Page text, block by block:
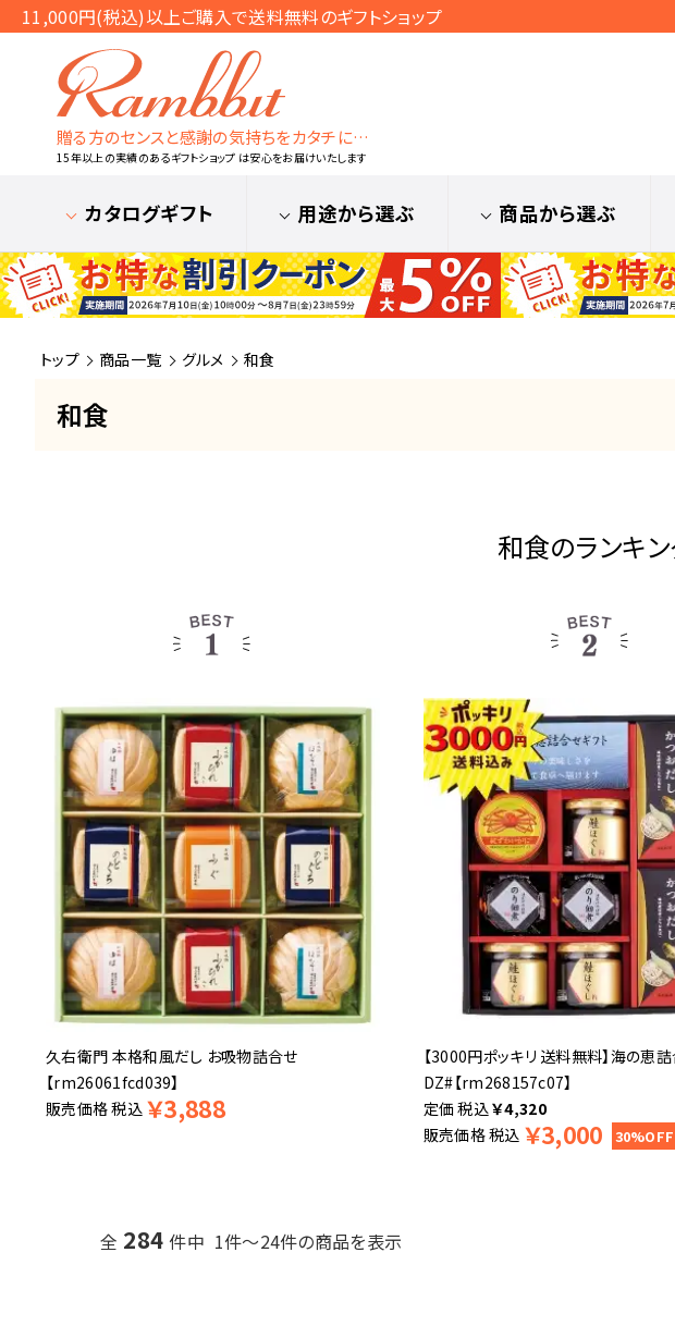
11,000円(税込)以上ご購入で送料無料のギフトショップ
贈る方のセンスと感謝の気持ちをカタチに…
15年以上の実績のあるギフトショップ は安心をお届けいたします
カタログギフト 用途から選ぶ 商品から選ぶ
トップ 商品一覧 グルメ 和食
和食
和食のランキ
久右衛門 本格和風だし お吸物詰合せ
【rm26061fcd039】
販売価格税込 ￥3,888
【3000円ポッキリ 送料無料】海の恵
DZ#【rm268157c07】
税込￥4,320
販売価格税込 ￥3,000 30%OFF
全 284 件中 1件～24件の商品を表示